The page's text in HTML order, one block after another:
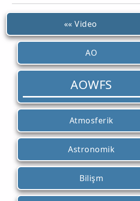
«« Video
AO
AOWFS
Atmosferik
Astronomik
Bilişm